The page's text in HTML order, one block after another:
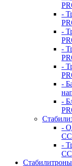
-
-
-
-
-
-
-
-
Стабилитроны